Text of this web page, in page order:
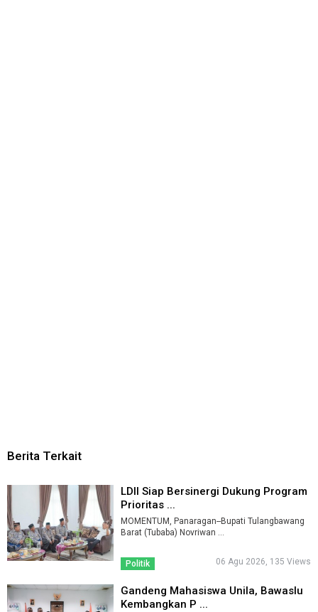
Berita Terkait
LDII Siap Bersinergi Dukung Program
Prioritas ...
MOMENTUM, Panaragan--Bupati Tulangbawang
Barat (Tubaba) Novriwan ...
Politik 06 Agu 2026, 135 Views
Gandeng Mahasiswa Unila, Bawaslu
Kembangkan P ...